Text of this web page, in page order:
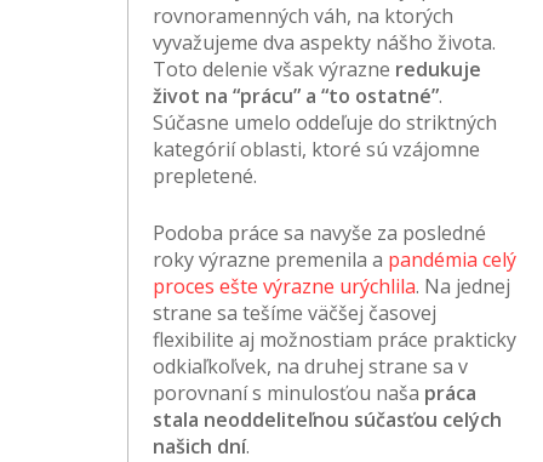
rovnoramenných váh, na ktorých
vyvažujeme dva aspekty nášho života.
Toto delenie však výrazne redukuje
život na “prácu” a “to ostatné”.
Súčasne umelo oddeľuje do striktných
kategórií oblasti, ktoré sú vzájomne
prepletené.
Podoba práce sa navyše za posledné
roky výrazne premenila a pandémia celý
proces ešte výrazne urýchlila. Na jednej
strane sa tešíme väčšej časovej
flexibilite aj možnostiam práce prakticky
odkiaľkoľvek, na druhej strane sa v
porovnaní s minulosťou naša práca
stala neoddeliteľnou súčasťou celých
našich dní.